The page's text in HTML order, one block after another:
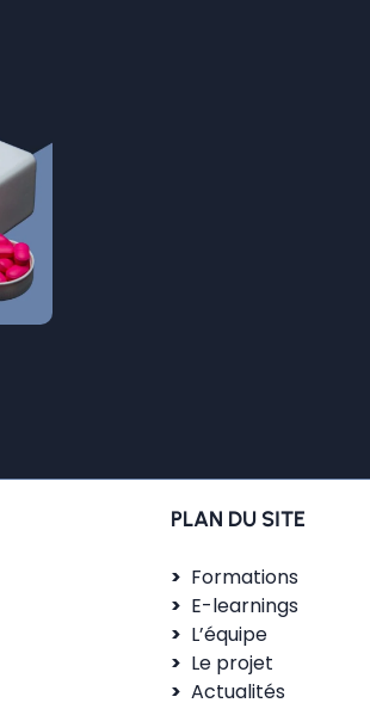
PLAN DU SITE
Formations
E-learnings
L’équipe
Le projet
Actualités